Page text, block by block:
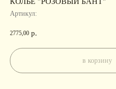
Артикул:
2775,00 р.
в корзину